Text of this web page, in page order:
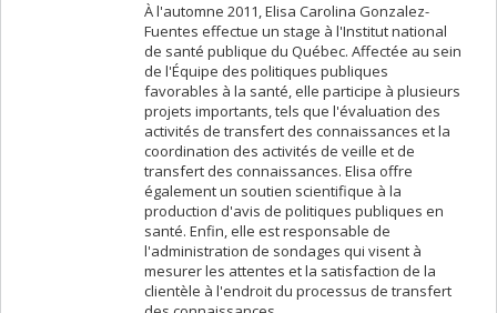
À l'automne 2011, Elisa Carolina Gonzalez-
Fuentes effectue un stage à l'Institut national
de santé publique du Québec. Affectée au sein
de l'Équipe des politiques publiques
favorables à la santé, elle participe à plusieurs
projets importants, tels que l'évaluation des
activités de transfert des connaissances et la
coordination des activités de veille et de
transfert des connaissances. Elisa offre
également un soutien scientifique à la
production d'avis de politiques publiques en
santé. Enfin, elle est responsable de
l'administration de sondages qui visent à
mesurer les attentes et la satisfaction de la
clientèle à l'endroit du processus de transfert